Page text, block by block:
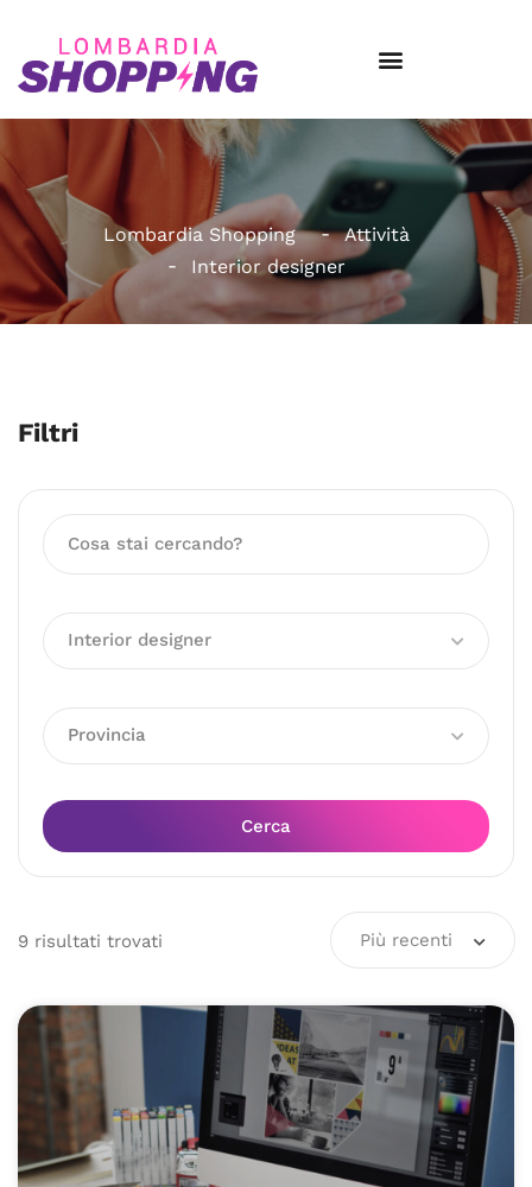
Lombardia Shopping
Attività
Interior designer
Filtri
Interior designer
Provincia
Cerca
9 risultati trovati Più recenti